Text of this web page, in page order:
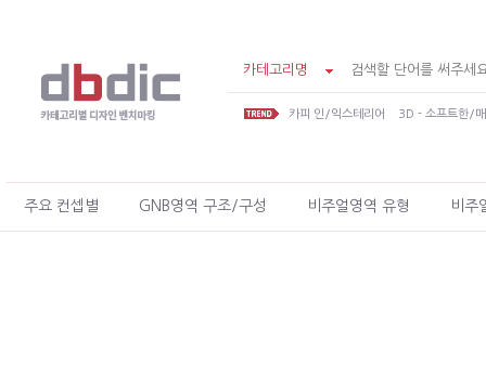
카테고리명
카피 인/익스테리어 3D - 소프트한/
주요 컨셉별 GNB영역 구조/구성 비주얼영역 유형 비주